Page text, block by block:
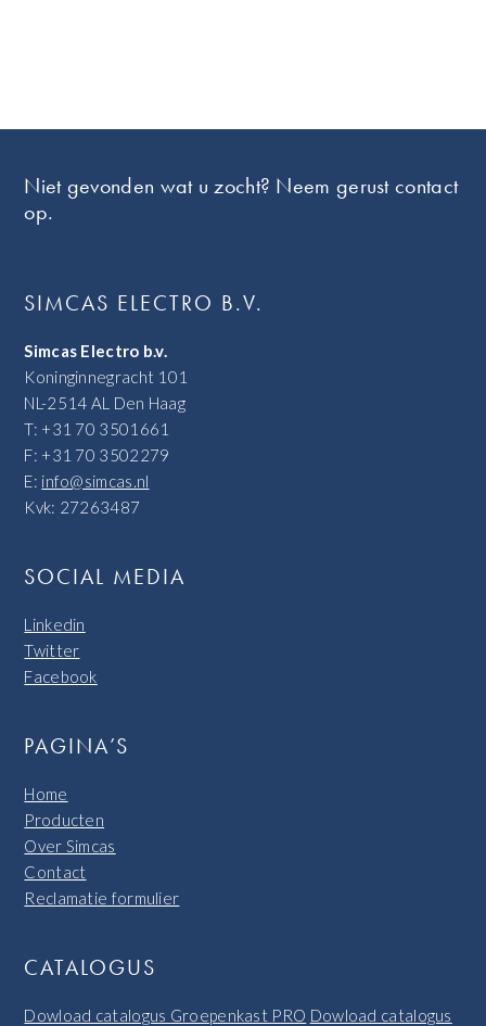
Niet gevonden wat u zocht? Neem gerust contact
op.
SIMCAS ELECTRO B.V.
Simcas Electro b.v.
Koninginnegracht 101
NL-2514 AL Den Haag
T: +31 70 3501661
F: +31 70 3502279
E: info@simcas.nl
Kvk: 27263487
SOCIAL MEDIA
Linkedin
Twitter
Facebook
PAGINA’S
Home
Producten
Over Simcas
Contact
Reclamatie formulier
CATALOGUS
Dowload catalogus Groepenkast PRO Dowload catalogus